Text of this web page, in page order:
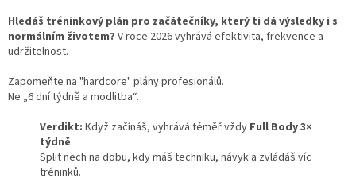
Hledáš tréninkový plán pro začátečníky, který ti dá výsledky i s
normálním životem? V roce 2026 vyhrává efektivita, frekvence a
udržitelnost.
Zapomeňte na "hardcore" plány profesionálů.
Ne „6 dní týdně a modlitba“.
Verdikt: Když začínáš, vyhrává téměř vždy Full Body 3×
týdně.
Split nech na dobu, kdy máš techniku, návyk a zvládáš víc
tréninků.